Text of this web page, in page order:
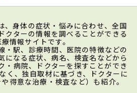
、身体の症状・悩みに合わせ、全国
クターの情報を調べることができる
情報サイトです。
・駅、診療時間、医院の特徴などの
になる症状、病名、検査名などから
・病院、ドクターを探すことができ
く、独自取材に基づき、ドクターに
得意な治療・検査など）も紹介。